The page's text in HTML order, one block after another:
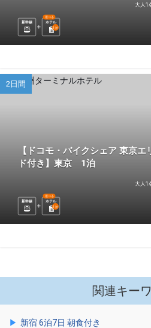
新幹線 ホテル
選べる
1 泊
大人1
2日間
【ドコモ・バイクシェア 東京
ド付き】東京 1泊
新幹線 ホテル
選べる
1 泊
大人1
関連キー
新宿 6泊7日 朝食付き